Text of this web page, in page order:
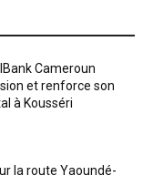
Cameroun
et renforce son
à Kousséri
la route Yaoundé-